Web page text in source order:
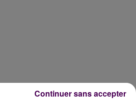
Continuer sans accepter